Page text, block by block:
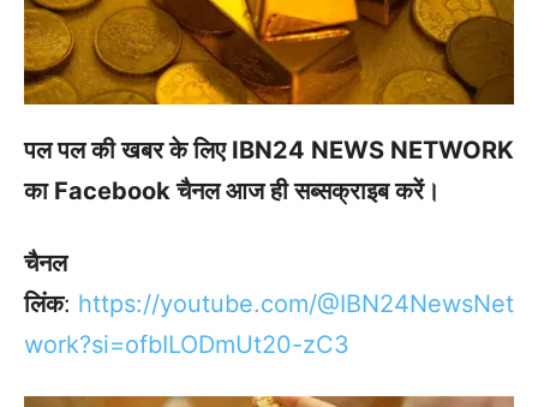
पल पल की खबर के लिए IBN24 NEWS NETWORK
का Facebook चैनल आज ही सब्सक्राइब करें।
चैनल
लिंक: https://youtube.com/@IBN24NewsNet
work?si=ofbILODmUt20-zC3